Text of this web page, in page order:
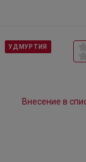
УДМУРТИЯ